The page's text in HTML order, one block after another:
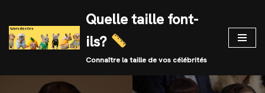
Skip
to
Quelle taille font-
ils?
Connaître la taille de vos célébrités